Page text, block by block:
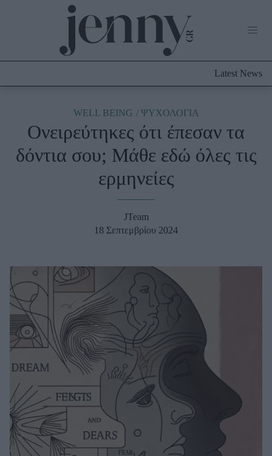
Culture
Fashion
Shopping
Μαλλιά - Νύχια
Μακιγιάζ
Beauty News
Well being
Υγεία + Διατροφή
Σχέσεις & Σεξ
Fitness
Woman Power
Latest News
WELL BEING ΨΥΧΟΛΟΓΙΑ
Ονειρεύτηκες ότι έπεσαν τα
δόντια σου; Μάθε εδώ όλες τις
ερμηνείες
JTeam
18 Σεπτεμβρίου 2024